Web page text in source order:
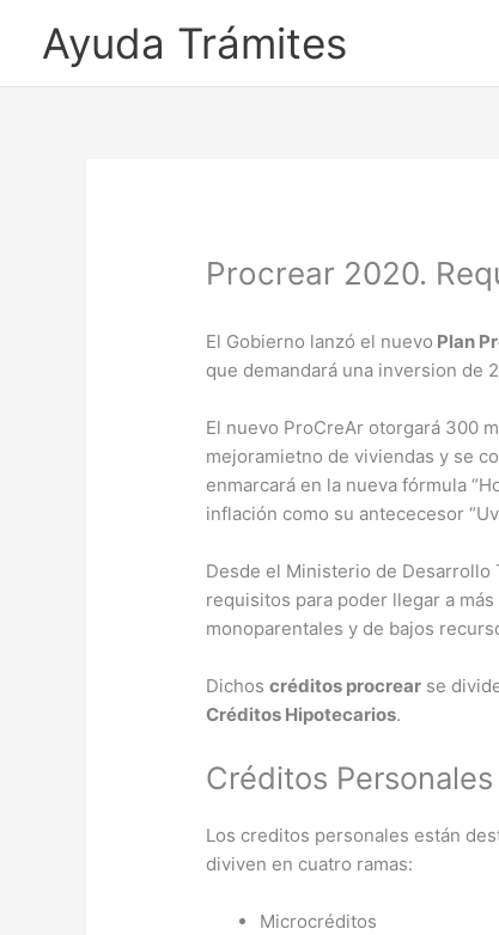
Ayuda Trámites
Procrear 2020.
El Gobierno lanzó el nuevo Plan
que demandará una inversion de
El nuevo ProCreAr otorgará 300
mejoramietno de viviendas y se
enmarcará en la nueva fórmula
inflación como su antececesor
Desde el Ministerio de
requisitos para poder llegar a
monoparentales y de bajos
Dichoscréditos procrear se
Créditos Hipotecarios.
Créditos
Los creditos personales están
diviven en cuatro ramas:
Microcréditos